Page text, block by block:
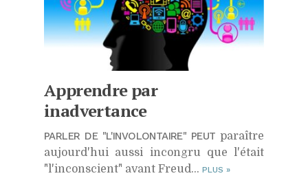
Apprendre par
inadvertance
PARLER DE "L'INVOLONTAIRE" PEUT paraître
aujourd'hui aussi incongru que l'était
"l'inconscient" avant Freud... PLUS »